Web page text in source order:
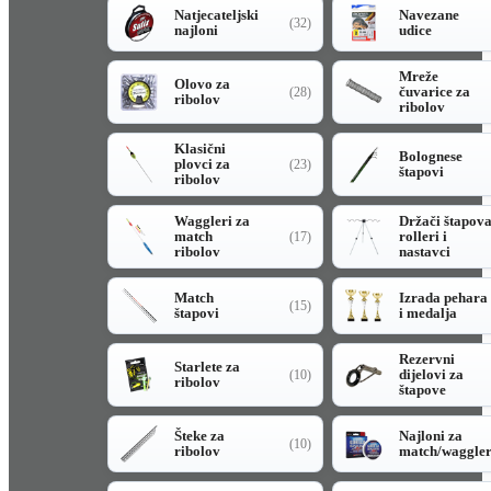
Natjecateljski
najloni
(32)
Navezane
udice
Olovo za
ribolov
(28)
Mreže
čuvarice za
ribolov
Klasični
plovci za
ribolov
(23)
Bolognese
štapovi
Waggleri za
match
ribolov
(17)
Držači štapova
rolleri i
nastavci
Match
štapovi
(15)
Izrada pehara
i medalja
Starlete za
ribolov
(10)
Rezervni
dijelovi za
štapove
Šteke za
ribolov
(10)
Najloni za
match/waggler